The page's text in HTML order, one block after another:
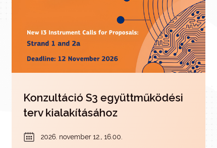
Konzultáció S3 együttműködési
terv kialakításához
2026. november 12., 16.00.